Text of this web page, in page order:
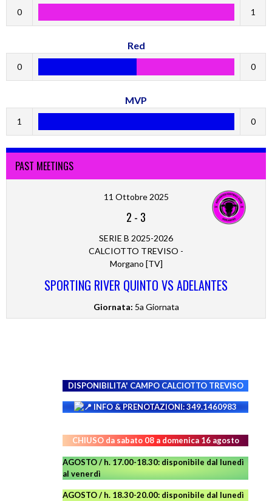
0 1
Red
0 0
MVP
1 0
PAST MEETINGS
11 Ottobre 2025
2 - 3
SERIE B 2025-2026
CALCIOTTO TREVISO -
Morgano [TV]
SPORTING RIVER QUINTO VS ADELANTES
Giornata: 5a Giornata
DISPONIBILITA' CAMPO CALCIOTTO TREVISO
INFO & PRENOTAZIONI: 349.1460983
CHIUSO da sabato 08 a domenica 16 agosto
AGOSTO / h. 17.00-18.30: disponibile dal lunedì
al venerdì
AGOSTO/ h. 18.30-20.00: disponibile dal lunedì